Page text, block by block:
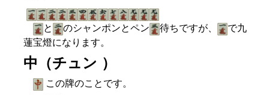
と のシャンポンとペン 待ちですが、
で九
蓮宝燈になります。
中（チュン ）
この牌のことです。